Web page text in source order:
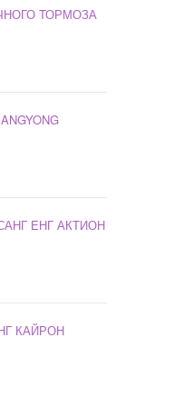
ТОРМОЗА
ЕНГ АКТИОН
КАЙРОН